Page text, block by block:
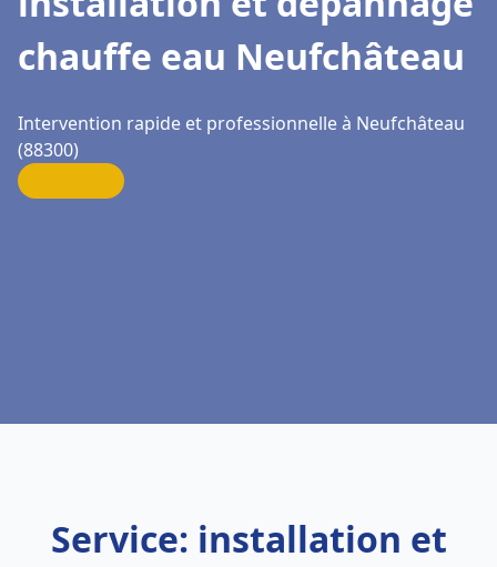
chauffe eau Neufchâteau
Intervention rapide et professionnelle à Neufchâteau
(88300)
Service: installation et